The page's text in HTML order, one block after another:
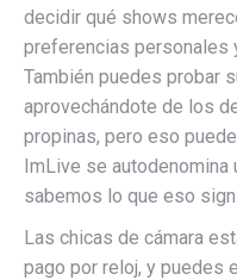
decidir qué shows
preferencias personales
También puedes probar
aprovechándote de los
propinas, pero eso
ImLive se autodenomina
sabemos lo que eso
Las chicas de cámara
pago por reloj, y puedes